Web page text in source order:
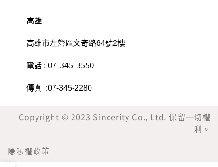
高雄
高雄市左營區文奇路64號2樓
電話 :07-345-3550
傳真 :07-345-2280
Copyright © 2023 Sincerity Co., Ltd. 保留一切權
利。
隱私權政策